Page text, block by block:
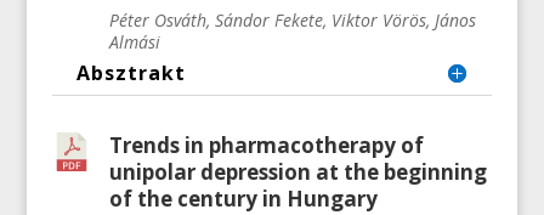
Péter Osváth, Sándor Fekete, Viktor Vörös, János
Almási
Absztrakt
Trends in pharmacotherapy of
unipolar depression at the beginning
of the century in Hungary